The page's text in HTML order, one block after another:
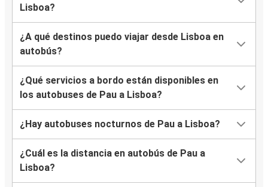
Lisboa?
¿A qué destinos puedo viajar desde Lisboa en
autobús?
¿Qué servicios a bordo están disponibles en
los autobuses de Pau a Lisboa?
¿Hay autobuses nocturnos de Pau a Lisboa?
¿Cuál es la distancia en autobús de Pau a
Lisboa?